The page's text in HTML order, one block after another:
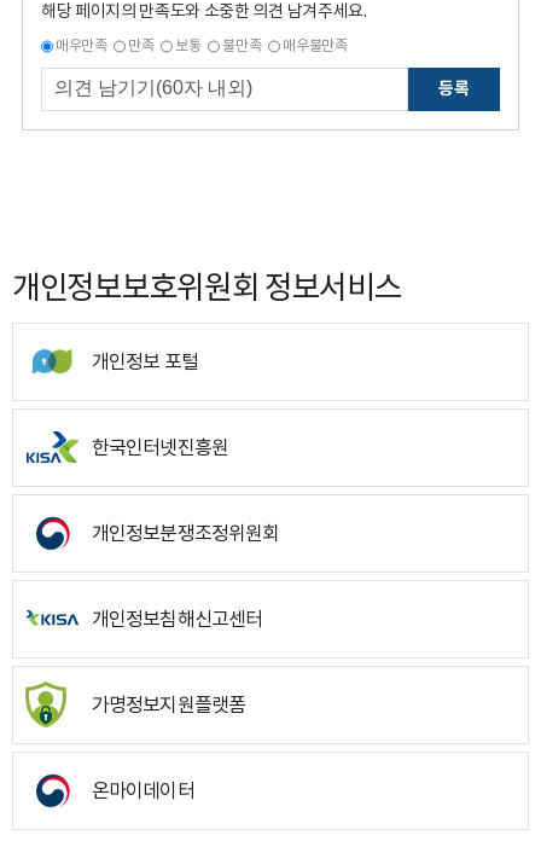
해당 페이지의 만족도와 소중한 의견 남겨주세요.
매우만족 만족 보통 불만족 매우불만족
등록
개인정보보호위원회 정보서비스
개인정보 포털
한국인터넷진흥원
개인정보분쟁조정위원회
개인정보침해신고센터
가명정보지원플랫폼
온마이데이터